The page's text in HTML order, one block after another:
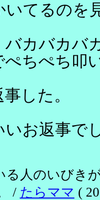
いてるのを
バカバカバ
ぺちぺち叩
した。
いお返事で
る人のいびき
/ たらママ (